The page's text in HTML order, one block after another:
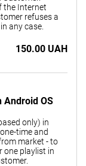
the Internet
refuses a
any case.
150.00 UAH
Android OS
only) in
time and
market - to
one playlist in